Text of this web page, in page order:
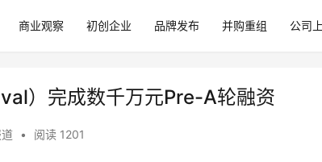
商业观察 初创企业 品牌发布 并购重组 公司
）完成数千万元Pre-A轮融资
• 阅读 1201